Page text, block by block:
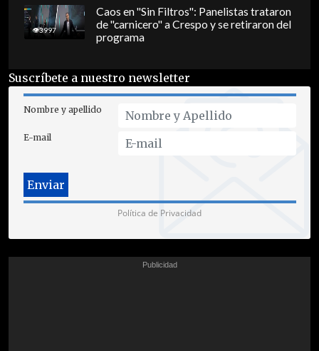
3997
Caos en "Sin Filtros": Panelistas trataron
de "carnicero" a Crespo y se retiraron del
programa
Suscríbete a nuestro newsletter
Nombre y apellido
E-mail
Política de Privacidad